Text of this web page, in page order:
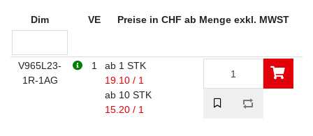
Dim VE Preise in CHF ab Menge exkl. MWST
V965L23-
1R-1AG
1
ab 1 STK
19.10 / 1
ab 10 STK
15.20 / 1